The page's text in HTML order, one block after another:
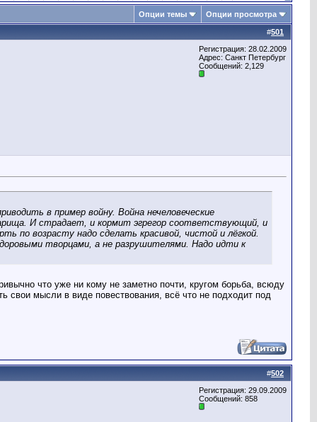
Опции темы Опции просмотра
#501
Регистрация: 28.02.2009
Адрес: Санкт Петербург
Сообщений: 2,129
в пример войну. Война нечеловеческие
И страдает, и кормит эгрегор соответствующий, и
по возрасту надо сделать красивой, чистой и лёгкой.
творцами, а не разрушителями. Надо идти к
что уже ни кому не заметно почти, кругом борьба, всюду
свои мысли в виде повествования, всё что не подходит под
#502
Регистрация: 29.09.2009
Сообщений: 858